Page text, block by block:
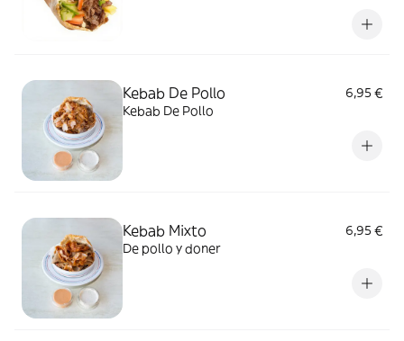
Kebab De Pollo
6,95 €
Kebab De Pollo
Kebab Mixto
6,95 €
De pollo y doner